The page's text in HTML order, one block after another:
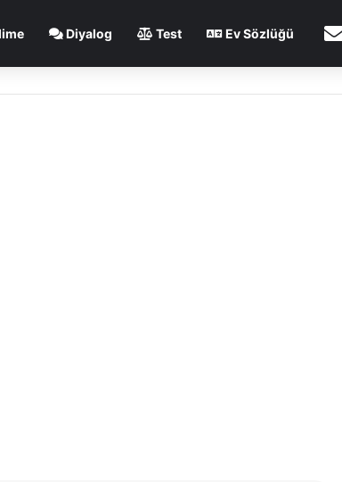
Diyalog Test Ev Sözlüğü